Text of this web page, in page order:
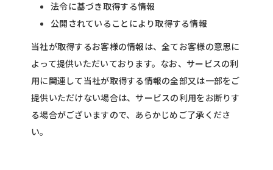
法令に基づき取得する情報
公開されていることにより取得する情報
当社が取得するお客様の情報は、全てお客様の意思に
よって提供いただいております。なお、サービスの利
用に関連して当社が取得する情報の全部又は一部をご
提供いただけない場合は、サービスの利用をお断りす
る場合がございますので、あらかじめご了承くださ
い。